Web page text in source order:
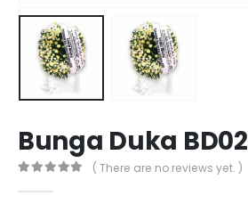
Bunga Duka BD02
( There are no reviews yet. )